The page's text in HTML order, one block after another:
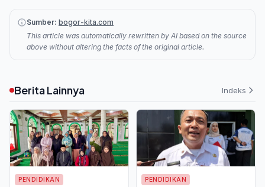
Sumber: bogor-kita.com
This article was automatically rewritten by AI based on the source
above without altering the facts of the original article.
Berita Lainnya Indeks
PENDIDIKAN PENDIDIKAN